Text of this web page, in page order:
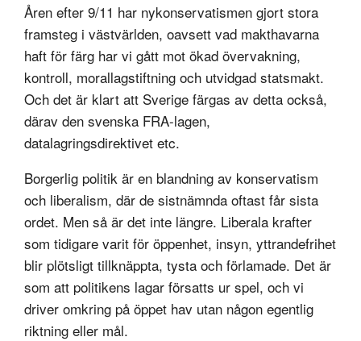
Åren efter 9/11 har nykonservatismen gjort stora
framsteg i västvärlden, oavsett vad makthavarna
haft för färg har vi gått mot ökad övervakning,
kontroll, morallagstiftning och utvidgad statsmakt.
Och det är klart att Sverige färgas av detta också,
därav den svenska FRA-lagen,
datalagringsdirektivet etc.
Borgerlig politik är en blandning av konservatism
och liberalism, där de sistnämnda oftast får sista
ordet. Men så är det inte längre. Liberala krafter
som tidigare varit för öppenhet, insyn, yttrandefrihet
blir plötsligt tillknäppta, tysta och förlamade. Det är
som att politikens lagar försatts ur spel, och vi
driver omkring på öppet hav utan någon egentlig
riktning eller mål.